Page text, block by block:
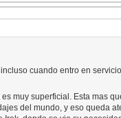
cuando entro en
muy superficial. Esta mas
del mundo, y eso queda